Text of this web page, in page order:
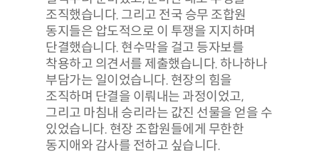
조직했습니다. 그리고 전국 승무 조합원
동지들은 압도적으로 이 투쟁을 지지하며
단결했습니다. 현수막을 걸고 등자보를
착용하고 의견서를 제출했습니다. 하나하나
부담가는 일이었습니다. 현장의 힘을
조직하며 단결을 이뤄내는 과정이었고,
그리고 마침내 승리라는 값진 선물을 얻을 수
있었습니다. 현장 조합원들에게 무한한
동지애와 감사를 전하고 싶습니다.